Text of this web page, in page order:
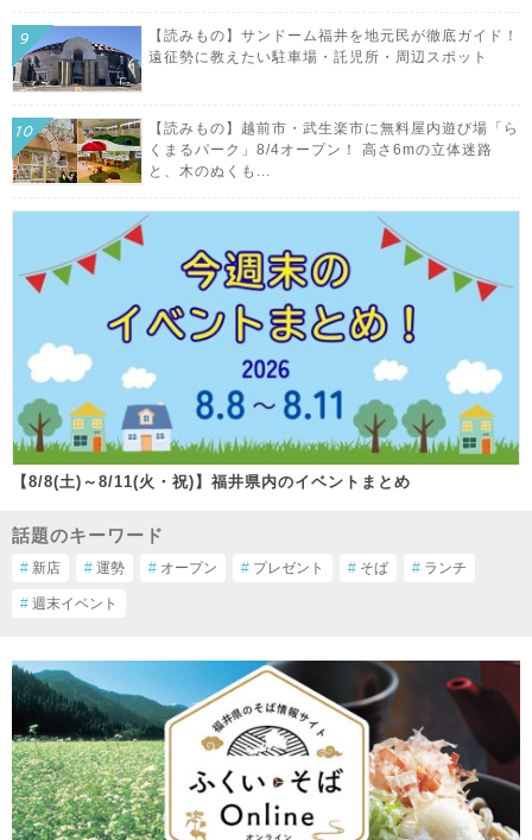
【読みもの】サンドーム福井を地元民が徹底ガイド！
遠征勢に教えたい駐車場・託児所・周辺スポット
【読みもの】越前市・武生楽市に無料屋内遊び場「ら
くまるパーク」8/4オープン！ 高さ6mの立体迷路
と、木のぬくも...
【8/8(土)～8/11(火・祝)】福井県内のイベントまとめ
話題のキーワード
# 新店 # 運勢 # オープン # プレゼント # そば # ランチ
# 週末イベント